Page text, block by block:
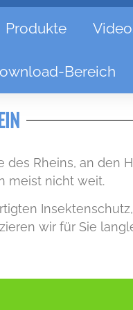
Produkte
Bereich
des Rheins, an den
meist nicht weit.
wir für Sie